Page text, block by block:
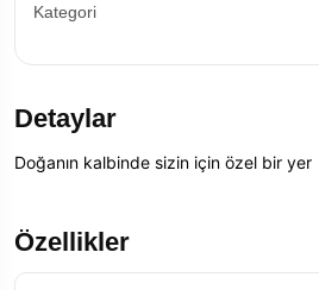
Kategori
Detaylar
Doğanın kalbinde sizin için özel bir yer
Özellikler